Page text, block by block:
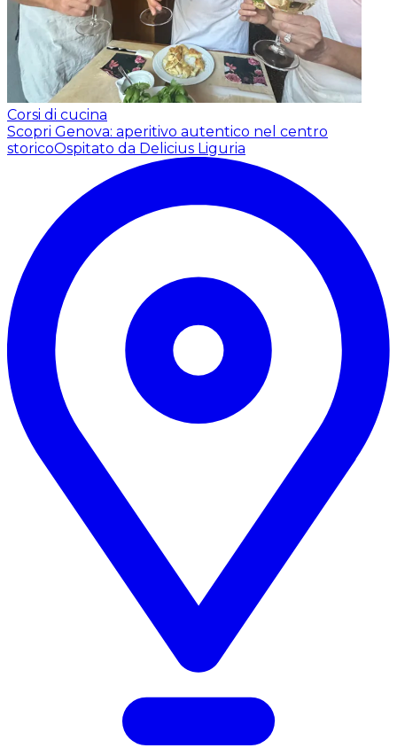
Corsi di cucina
Scopri Genova: aperitivo autentico nel centro
storicoOspitato da Delicius Liguria